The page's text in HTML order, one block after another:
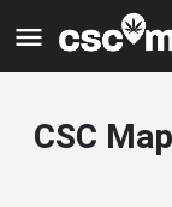
CSC